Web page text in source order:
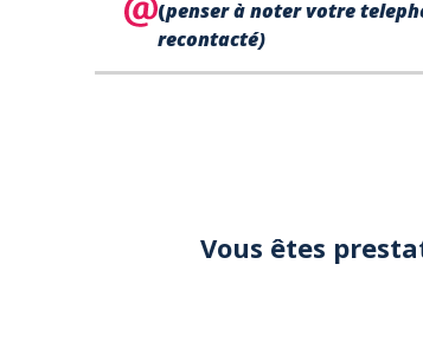
(penser à noter votre
recontacté)
Vous êtes